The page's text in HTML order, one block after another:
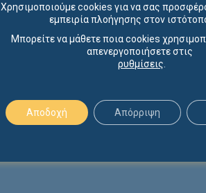
Αποζημίωση υπαλλήλων και
Δυσμενείς μεταβολές
Καταγγελία συμβάσεων
Εργατικά Ατυχήματα.
Δικαστική εκπροσώπηση σε
Εκπροσώπηση σε διαδικασίες
Χρησιμοποιούμε cookies για να σας
εμπειρία πλοήγησης στον
Μπορείτε να μάθετε ποια cookies
απενεργοποιήσετε στις
ρυθμίσεις
Αποδοχή Απόρριψη